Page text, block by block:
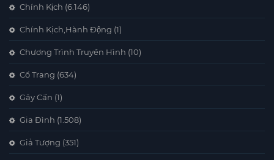
Chính Kịch (6.146)
Chính Kịch,Hành Động (1)
Chương Trình Truyền Hình (10)
Cổ Trang (634)
Gây Cấn (1)
Gia Đình (1.508)
Giả Tượng (351)